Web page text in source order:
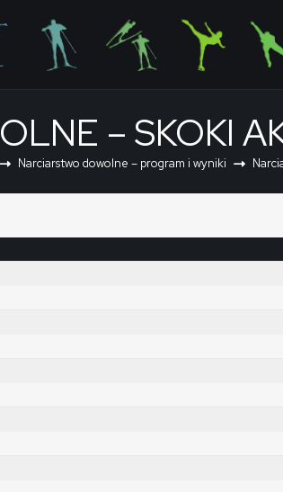
– SKOKI
Narciarstwo dowolne – program i wyniki